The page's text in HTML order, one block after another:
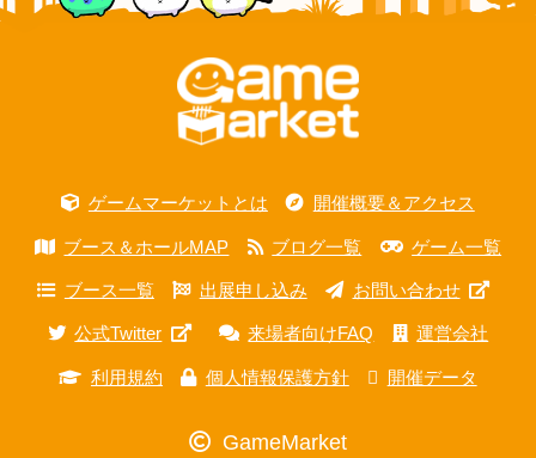
ゲームマーケットとは 開催概要＆アクセス
ブース＆ホールMAP ブログ一覧 ゲーム一覧
ブース一覧 出展申し込み お問い合わせ
公式Twitter 来場者向けFAQ 運営会社
利用規約 個人情報保護方針 開催データ
GameMarket